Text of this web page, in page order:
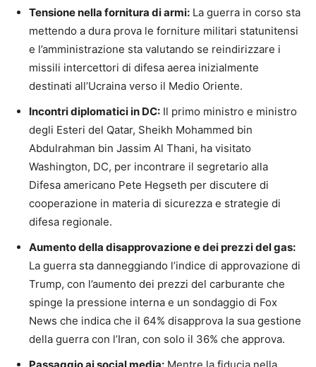
Tensione nella fornitura di armi: La guerra in corso sta
mettendo a dura prova le forniture militari statunitensi
e l’amministrazione sta valutando se reindirizzare i
missili intercettori di difesa aerea inizialmente
destinati all’Ucraina verso il Medio Oriente.
Incontri diplomatici in DC: Il primo ministro e ministro
degli Esteri del Qatar, Sheikh Mohammed bin
Abdulrahman bin Jassim Al Thani, ha visitato
Washington, DC, per incontrare il segretario alla
Difesa americano Pete Hegseth per discutere di
cooperazione in materia di sicurezza e strategie di
difesa regionale.
Aumento della disapprovazione e dei prezzi del gas:
La guerra sta danneggiando l’indice di approvazione di
Trump, con l’aumento dei prezzi del carburante che
spinge la pressione interna e un sondaggio di Fox
News che indica che il 64% disapprova la sua gestione
della guerra con l’Iran, con solo il 36% che approva.